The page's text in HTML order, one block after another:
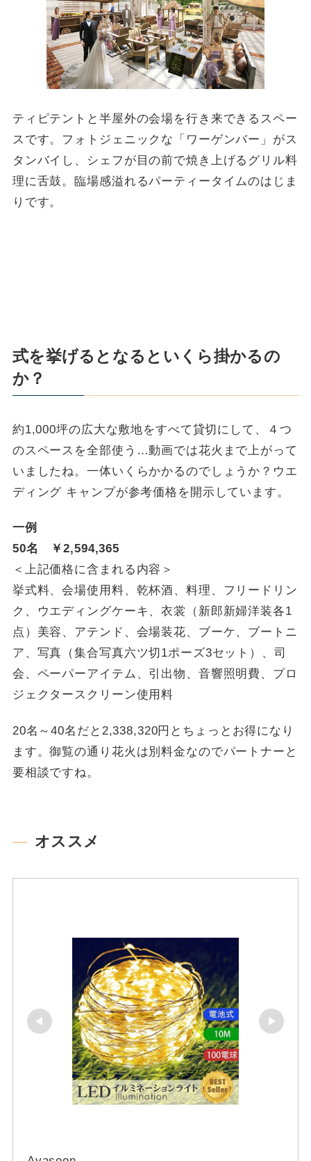
ティピテントと半屋外の会場を行き来できるスペー
スです。フォトジェニックな「ワーゲンバー」がス
タンバイし、シェフが目の前で焼き上げるグリル料
理に舌鼓。臨場感溢れるパーティータイムのはじま
りです。
式を挙げるとなるといくら掛かるの
か？
約1,000坪の広大な敷地をすべて貸切にして、４つ
のスペースを全部使う…動画では花火まで上がって
いましたね。一体いくらかかるのでしょうか？ウエ
ディング キャンプが参考価格を開示しています。
一例
50名 ￥2,594,365
＜上記価格に含まれる内容＞
挙式料、会場使用料、乾杯酒、料理、フリードリン
ク、ウエディングケーキ、衣裳（新郎新婦洋装各1
点）美容、アテンド、会場装花、ブーケ、ブートニ
ア、写真（集合写真六ツ切1ポーズ3セット）、司
会、ペーパーアイテム、引出物、音響照明費、プロ
ジェクタースクリーン使用料
20名～40名だと2,338,320円とちょっとお得になり
ます。御覧の通り花火は別料金なのでパートナーと
要相談ですね。
オススメ